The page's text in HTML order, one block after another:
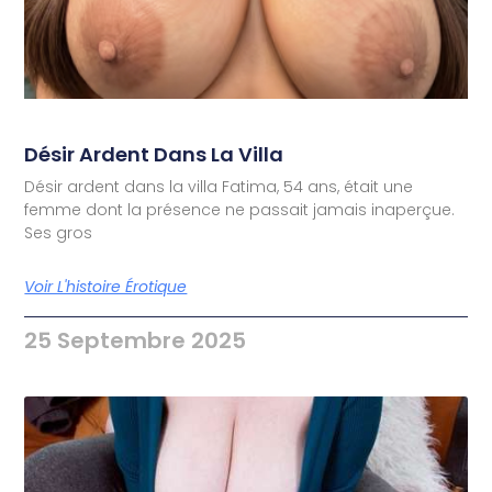
Désir Ardent Dans La Villa
Désir ardent dans la villa Fatima, 54 ans, était une
femme dont la présence ne passait jamais inaperçue.
Ses gros
Voir L'histoire Érotique
25 Septembre 2025